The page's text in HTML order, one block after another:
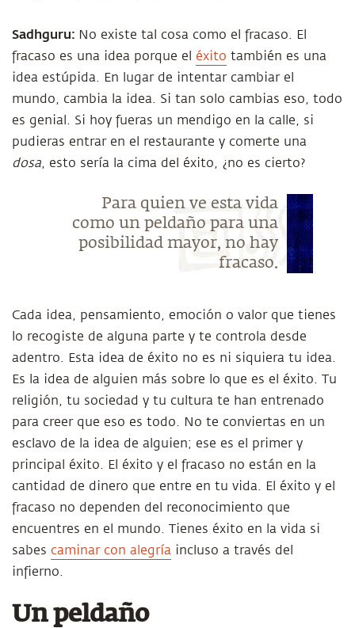
Sadhguru: No existe tal cosa como el fracaso. El
fracaso es una idea porque el éxito también es una
idea estúpida. En lugar de intentar cambiar el
mundo, cambia la idea. Si tan solo cambias eso, todo
es genial. Si hoy fueras un mendigo en la calle, si
pudieras entrar en el restaurante y comerte una
dosa, esto sería la cima del éxito, ¿no es cierto?
Para quien ve esta vida
como un peldaño para una
posibilidad mayor, no hay
fracaso.
Cada idea, pensamiento, emoción o valor que tienes
lo recogiste de alguna parte y te controla desde
adentro. Esta idea de éxito no es ni siquiera tu idea.
Es la idea de alguien más sobre lo que es el éxito. Tu
religión, tu sociedad y tu cultura te han entrenado
para creer que eso es todo. No te conviertas en un
esclavo de la idea de alguien; ese es el primer y
principal éxito. El éxito y el fracaso no están en la
cantidad de dinero que entre en tu vida. El éxito y el
fracaso no dependen del reconocimiento que
encuentres en el mundo. Tienes éxito en la vida si
sabes caminar con alegría incluso a través del
infierno.
Un peldaño